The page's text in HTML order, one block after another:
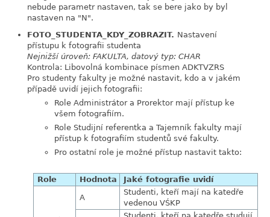
nebude parametr nastaven, tak se bere jako by byl
nastaven na "N".
FOTO_STUDENTA_KDY_ZOBRAZIT. Nastavení
přístupu k fotografii studenta
Nejnižší úroveň: FAKULTA, datový typ: CHAR
Kontrola: Libovolná kombinace písmen ADKTVZRS
Pro studenty fakulty je možné nastavit, kdo a v jakém
případě uvidí jejich fotografii:
Role Administrátor a Prorektor mají přístup ke
všem fotografiím.
Role Studijní referentka a Tajemník fakulty mají
přístup k fotografiím studentů své fakulty.
Pro ostatní role je možné přístup nastavit takto:
Role Hodnota Jaké fotografie uvidí
A
Studenti, kteří mají na katedře
vedenou VŚKP